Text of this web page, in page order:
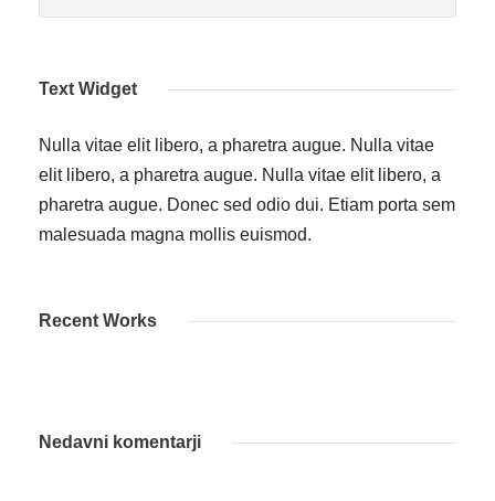
Text Widget
Nulla vitae elit libero, a pharetra augue. Nulla vitae
elit libero, a pharetra augue. Nulla vitae elit libero, a
pharetra augue. Donec sed odio dui. Etiam porta sem
malesuada magna mollis euismod.
Recent Works
Nedavni komentarji